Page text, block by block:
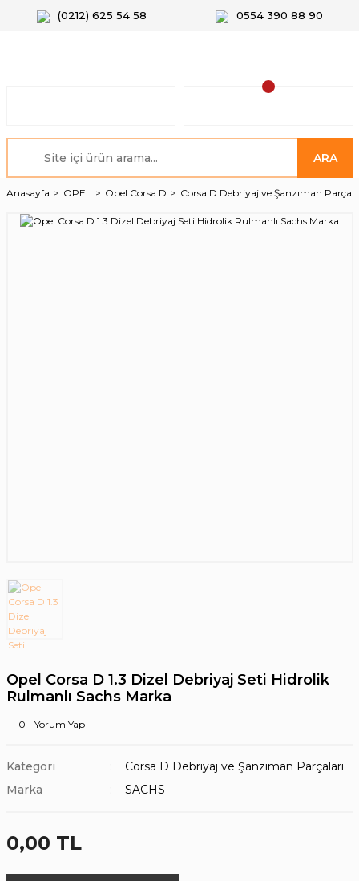
(0212) 625 54 58 0554 390 88 90
ARA
Anasayfa OPEL Opel Corsa D Corsa D Debriyaj ve Şanzıman
Opel Corsa D 1.3 Dizel Debriyaj Seti Hidrolik
Rulmanlı Sachs Marka
0 - Yorum Yap
Kategori
Corsa D Debriyaj ve Şanzıman Parçaları
Marka
SACHS
0,00 TL